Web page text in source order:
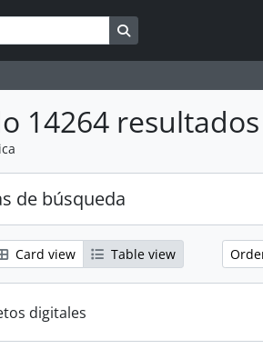
14264 resultados
de búsqueda
Card view Table view
digitales